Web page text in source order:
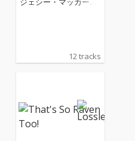
12 tracks